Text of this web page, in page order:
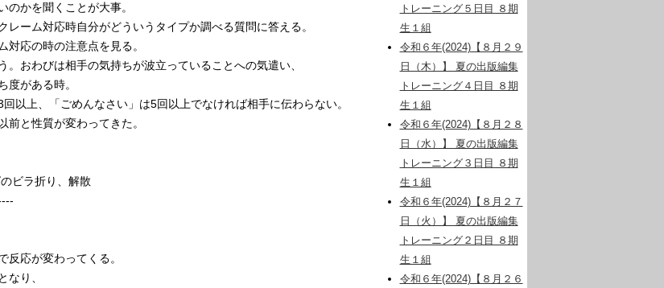
かを聞くことが大事。
ーム対応時自分がどういうタイプか調べる質問に答える。
応の時の注意点を見る。
おわびは相手の気持ちが波立っていることへの気遣い、
がある時。
以上、「ごめんなさい」は5回以上でなければ相手に伝わらない。
と性質が変わってきた。
ビラ折り、解散
反応が変わってくる。
なり、
トレーニング５日目 ８期
生１組
令和６年(2024)【８月２９
日（木）】 夏の出版編集
トレーニング４日目 ８期
生１組
令和６年(2024)【８月２８
日（水）】 夏の出版編集
トレーニング３日目 ８期
生１組
令和６年(2024)【８月２７
日（火）】 夏の出版編集
トレーニング２日目 ８期
生１組
令和６年(2024)【８月２６